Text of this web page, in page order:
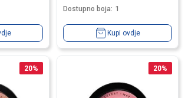
Dostupno boja: 1
Kupi ovdje
20% 20%